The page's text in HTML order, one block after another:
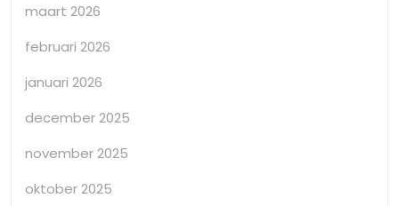
maart 2026
februari 2026
januari 2026
december 2025
november 2025
oktober 2025